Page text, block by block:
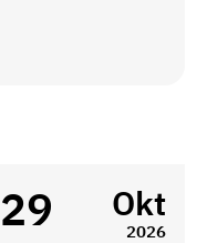
29 Okt
2026